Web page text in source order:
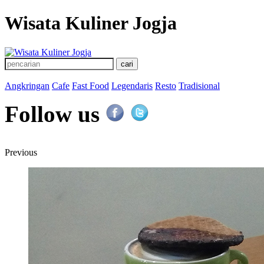
Wisata Kuliner Jogja
Angkringan Cafe Fast Food Legendaris Resto Tradisional
Follow us
Previous